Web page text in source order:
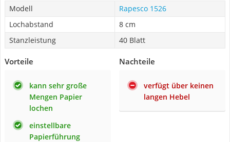
Modell
Rapesco 1526
Lochabstand
8 cm
Stanzleistung
40 Blatt
Vorteile
kann sehr große
Mengen Papier
lochen
einstellbare
Papierführung
Nachteile
verfügt über keinen
langen Hebel